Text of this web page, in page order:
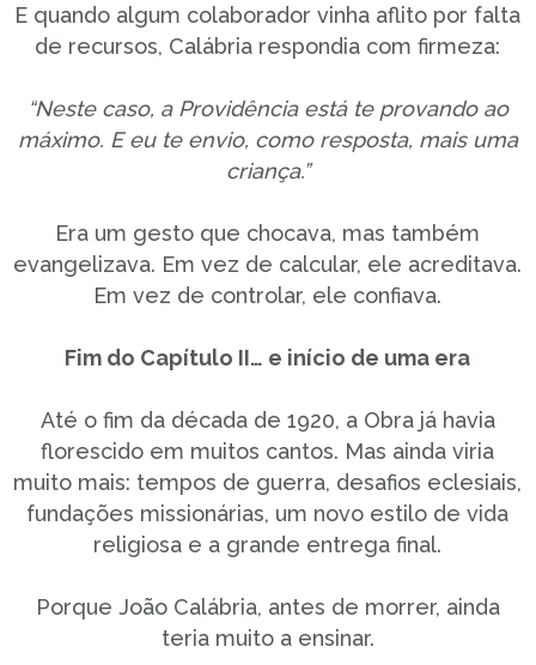
E quando algum colaborador vinha aflito por falta
de recursos, Calábria respondia com firmeza:
“Neste caso, a Providência está te provando ao
máximo. E eu te envio, como resposta, mais uma
criança.”
Era um gesto que chocava, mas também
evangelizava. Em vez de calcular, ele acreditava.
Em vez de controlar, ele confiava.
Fim do Capítulo II… e início de uma era
Até o fim da década de 1920, a Obra já havia
florescido em muitos cantos. Mas ainda viria
muito mais: tempos de guerra, desafios eclesiais,
fundações missionárias, um novo estilo de vida
religiosa e a grande entrega final.
Porque João Calábria, antes de morrer, ainda
teria muito a ensinar.